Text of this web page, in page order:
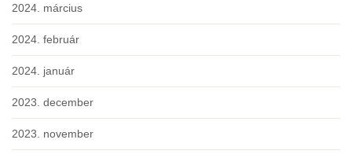
2024. március
2024. február
2024. január
2023. december
2023. november